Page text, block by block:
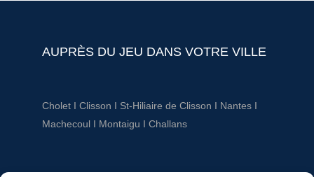
AUPRÈS DU JEU DANS VOTRE VILLE
CholetI Clisson I St-Hiliaire de Clisson I NantesI
Machecoul I Montaigu I Challans